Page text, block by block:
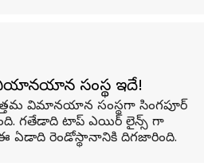
వియానయాన సంస్థ ఇదే!
విమానయాన సంస్థగా సింగపూర్
గతేడాది టాప్ ఎయిర్ లైన్స్ గా
రెండోస్థానానికి దిగజారింది.